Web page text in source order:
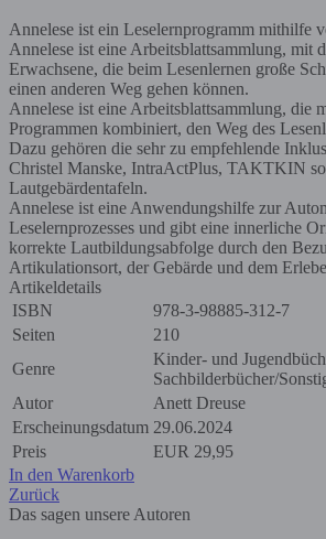
Annelese ist ein Leselernprogramm mithilfe
Annelese ist eine Arbeitsblattsammlung, mit
Erwachsene, die beim Lesenlernen große
einen anderen Weg gehen können.
Annelese ist eine Arbeitsblattsammlung, die
Programmen kombiniert, den Weg des
Dazu gehören die sehr zu empfehlende
Christel Manske, IntraActPlus, TAKTKIN
Lautgebärdentafeln.
Annelese ist eine Anwendungshilfe zur
Leselernprozesses und gibt eine innerliche
korrekte Lautbildungsabfolge durch den
Artikulationsort, der Gebärde und dem
Artikeldetails
ISBN
978-3-98885-312-7
Seiten
210
Genre
Kinder- und
Sachbilderbücher/
Autor
Anett Dreuse
Erscheinungsdatum 29.06.2024
Preis
EUR 29,95
In den Warenkorb
Zurück
Das sagen unsere Autoren